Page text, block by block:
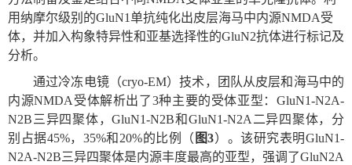
用纳摩尔级别的GluN1单抗纯化出皮层海马中内源NMDA受
体，并加入构象特异性和亚基选择性的GluN2抗体进行标记及
分析。
通过冷冻电镜（cryo-EM）技术，团队从皮层和海马中的
内源NMDA受体解析出了3种主要的受体亚型：GluN1-N2A-
N2B三异四聚体，GluN1-N2B和GluN1-N2A二异四聚体，分
别占据45%， 35%和20%的比例（ 图3）。该研究表明GluN1-
N2A-N2B三异四聚体是内源丰度最高的亚型，强调了GluN2A